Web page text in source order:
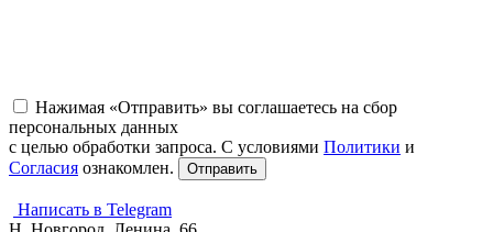
Нажимая «Отправить» вы соглашаетесь на сбор
персональных данных
с целью обработки запроса. С условиями Политики и
Согласия ознакомлен.
Написать в Telegram